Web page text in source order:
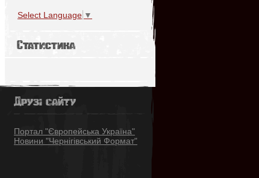
Select Language ▼
Статистика
Друзі сайту
Портал "Європейська Україна"
Новини "Чернігівський Формат"